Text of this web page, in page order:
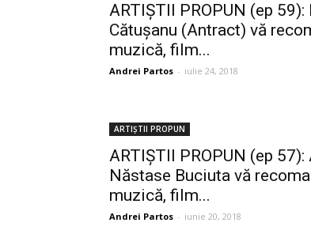
ARTIȘTII PROPUN (ep 59):
Cătușanu (Antract) vă
muzică, film...
Andrei Partos - iulie 24, 2018
ARTIȘTII PROPUN
ARTIȘTII PROPUN (ep 57):
Năstase Buciuta vă
muzică, film...
Andrei Partos - iunie 20, 2018